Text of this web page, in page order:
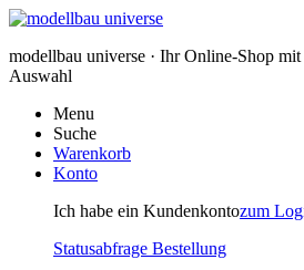
modellbau universe · Ihr Online-Shop
Auswahl
Menu
Suche
Warenkorb
Konto
Ich habe ein Kundenkontozum
Statusabfrage Bestellung